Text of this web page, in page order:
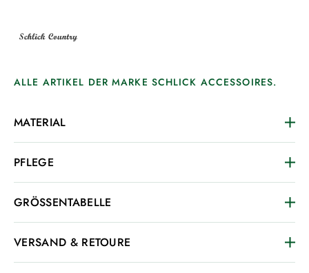
ALLE ARTIKEL DER MARKE SCHLICK ACCESSOIRES.
MATERIAL
PFLEGE
GRÖSSENTABELLE
VERSAND & RETOURE